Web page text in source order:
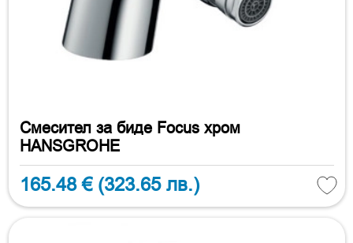
Смесител за биде Focus хром
HANSGROHE
165.48 € (323.65 лв.)